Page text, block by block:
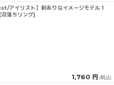
アイリスト】新ありなイメージモデル 1
落ちリング]
1,760 円 (税込)